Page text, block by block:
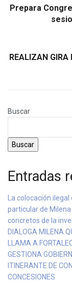
Prepara
REALIZAN GIRA
Buscar
Buscar
Entradas
La colocación
particular de
concretos de la
DIALOGA MILENA
LLAMA A
GESTIONA
ITINERANTE DE
CONCESIONES